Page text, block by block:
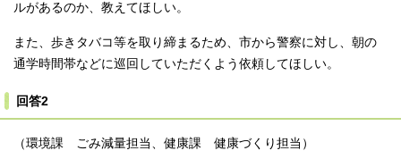
ルがあるのか、教えてほしい。
また、歩きタバコ等を取り締まるため、市から警察に対し、朝の
通学時間帯などに巡回していただくよう依頼してほしい。
回答2
（環境課 ごみ減量担当、健康課 健康づくり担当）